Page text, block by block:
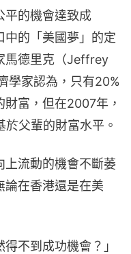
平的機會達致成
中的「美國夢」的定
馬德里克（Jeffrey
學家認為，只有20%
富，但在2007年，
父輩的財富水平。
上流動的機會不斷萎
論在香港還是在美
不到成功機會？」